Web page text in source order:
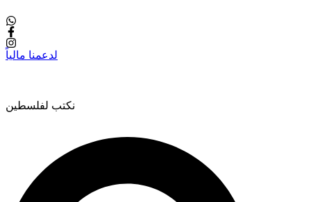
لدعمنا مالياً
نكتب لفلسطين